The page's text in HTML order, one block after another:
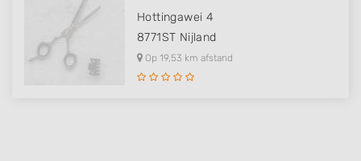
Hottingawei 4
8771ST Nijland
Op 19,53 km afstand